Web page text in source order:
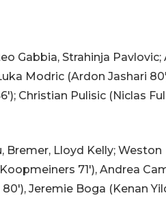
Gabbia, Strahinja Pavlovic;
Modric (Ardon Jashari
Christian Pulisic (Niclas
Bremer, Lloyd Kelly; Weston
71'), Andrea
Jeremie Boga (Kenan